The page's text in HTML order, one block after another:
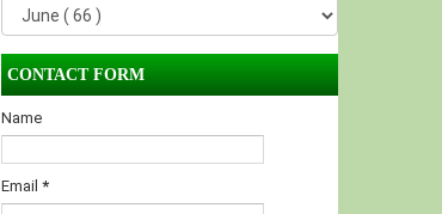
CONTACT FORM
Name
Email *